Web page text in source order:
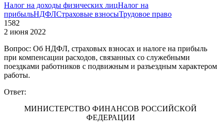
Налог на доходы физических лицНалог на
прибыльНДФЛСтраховые взносыТрудовое право
1582
2 июня 2022
Вопрос: Об НДФЛ, страховых взносах и налоге на прибыль
при компенсации расходов, связанных со служебными
поездками работников с подвижным и разъездным характером
работы.
Ответ:
МИНИСТЕРСТВО ФИНАНСОВ РОССИЙСКОЙ
ФЕДЕРАЦИИ